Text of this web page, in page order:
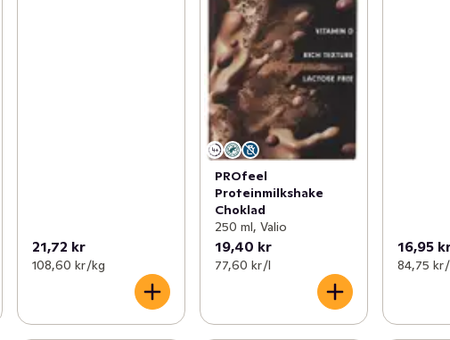
21,72 kr
108,60 kr /kg
PROfeel
Proteinmilkshake
Choklad
250 ml, Valio
19,40 kr
77,60 kr /l
16,95
84,75 kr